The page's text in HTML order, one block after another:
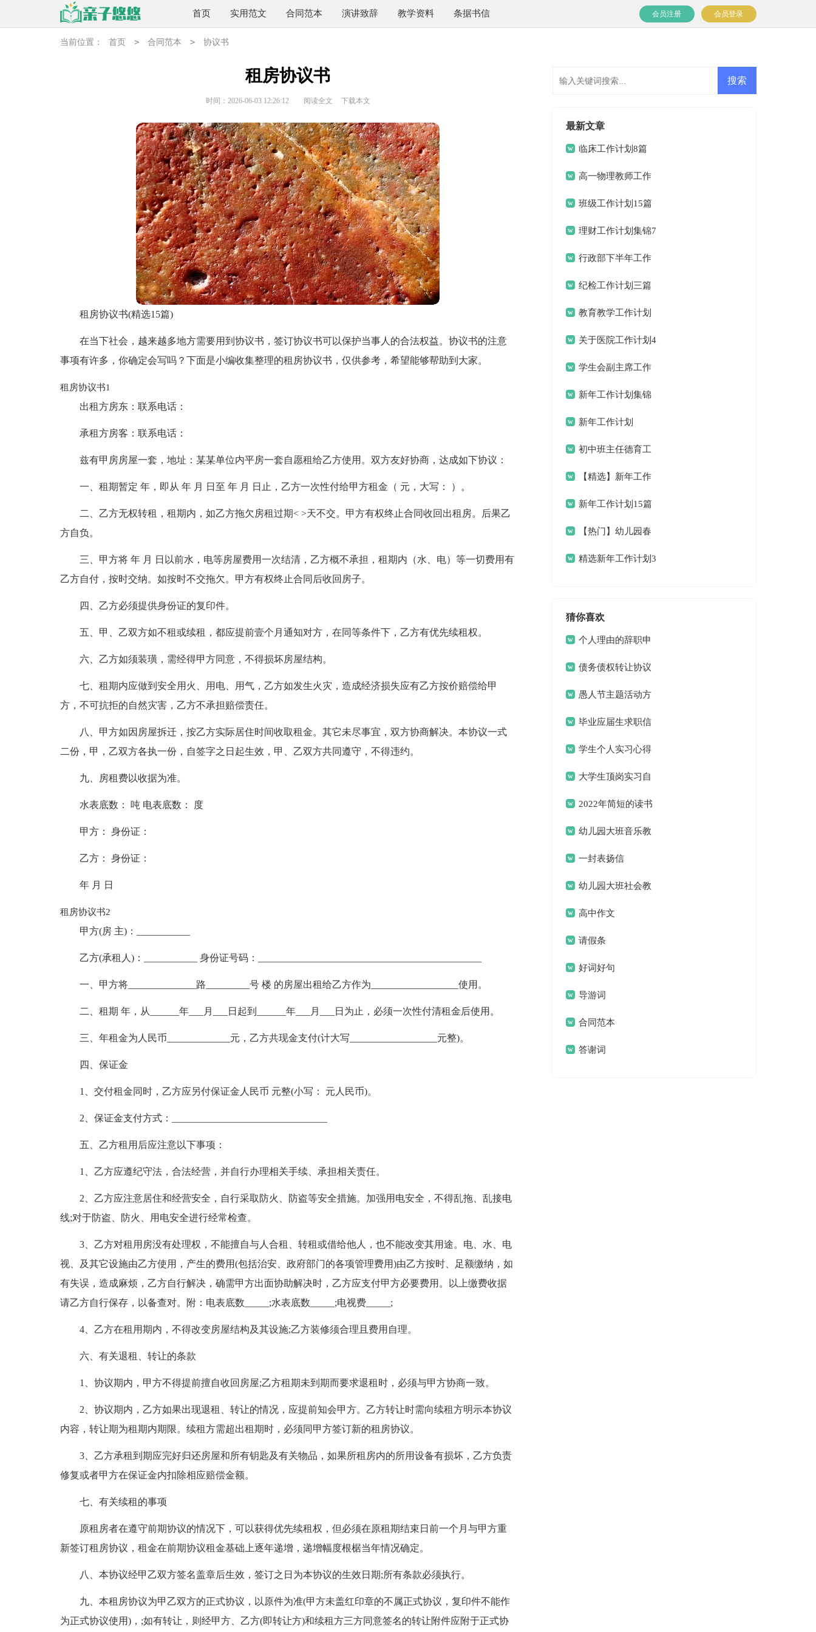
首页 实用范文 合同范本 演讲致辞 教学资料 条据书信 会员登录
会员注册
当前位置： 首页 > 合同范本 > 协议书
租房协议书
时间：2026-06-03 12:26:12 阅读全文 下载本文
租房协议书(精选15篇)
在当下社会，越来越多地方需要用到协议书，签订协议书可以保护当事人的合法权益。协议书的注意
事项有许多，你确定会写吗？下面是小编收集整理的租房协议书，仅供参考，希望能够帮助到大家。
租房协议书1
出租方房东：联系电话：
承租方房客：联系电话：
兹有甲房房屋一套，地址：某某单位内平房一套自愿租给乙方使用。双方友好协商，达成如下协议：
一、租期暂定 年，即从 年 月 日至 年 月 日止，乙方一次性付给甲方租金（ 元，大写： ）。
二、乙方无权转租，租期内，如乙方拖欠房租过期< >天不交。甲方有权终止合同收回出租房。后果乙
方自负。
三、甲方将 年 月 日以前水，电等房屋费用一次结清，乙方概不承担，租期内（水、电）等一切费用有
乙方自付，按时交纳。如按时不交拖欠。甲方有权终止合同后收回房子。
四、乙方必须提供身份证的复印件。
五、甲、乙双方如不租或续租，都应提前壹个月通知对方，在同等条件下，乙方有优先续租权。
六、乙方如须装璜，需经得甲方同意，不得损坏房屋结构。
七、租期内应做到安全用火、用电、用气，乙方如发生火灾，造成经济损失应有乙方按价赔偿给甲
方，不可抗拒的自然灾害，乙方不承担赔偿责任。
八、甲方如因房屋拆迁，按乙方实际居住时间收取租金。其它未尽事宜，双方协商解决。本协议一式
二份，甲，乙双方各执一份，自签字之日起生效，甲、乙双方共同遵守，不得违约。
九、房租费以收据为准。
水表底数： 吨 电表底数： 度
甲方： 身份证：
乙方： 身份证：
年 月 日
租房协议书2
甲方(房 主)：___________
乙方(承租人)：___________ 身份证号码：______________________________________________
一、甲方将______________路_________号 楼 的房屋出租给乙方作为__________________使用。
二、租期 年，从______年___月___日起到______年___月___日为止，必须一次性付清租金后使用。
三、年租金为人民币_____________元，乙方共现金支付(计大写__________________元整)。
四、保证金
1、交付租金同时，乙方应另付保证金人民币 元整(小写： 元人民币)。
2、保证金支付方式：________________________________
五、乙方租用后应注意以下事项：
1、乙方应遵纪守法，合法经营，并自行办理相关手续、承担相关责任。
2、乙方应注意居住和经营安全，自行采取防火、防盗等安全措施。加强用电安全，不得乱拖、乱接电
线;对于防盗、防火、用电安全进行经常检查。
3、乙方对租用房没有处理权，不能擅自与人合租、转租或借给他人，也不能改变其用途。电、水、电
视、及其它设施由乙方使用，产生的费用(包括治安、政府部门的各项管理费用)由乙方按时、足额缴纳，如
有失误，造成麻烦，乙方自行解决，确需甲方出面协助解决时，乙方应支付甲方必要费用。以上缴费收据
请乙方自行保存，以备查对。附：电表底数_____;水表底数_____;电视费_____;
4、乙方在租用期内，不得改变房屋结构及其设施;乙方装修须合理且费用自理。
六、有关退租、转让的条款
1、协议期内，甲方不得提前擅自收回房屋;乙方租期未到期而要求退租时，必须与甲方协商一致。
2、协议期内，乙方如果出现退租、转让的情况，应提前知会甲方。乙方转让时需向续租方明示本协议
内容，转让期为租期内期限。续租方需超出租期时，必须同甲方签订新的租房协议。
3、乙方承租到期应完好归还房屋和所有钥匙及有关物品，如果所租房内的所用设备有损坏，乙方负责
修复或者甲方在保证金内扣除相应赔偿金额。
七、有关续租的事项
原租房者在遵守前期协议的情况下，可以获得优先续租权，但必须在原租期结束日前一个月与甲方重
新签订租房协议，租金在前期协议租金基础上逐年递增，递增幅度根椐当年情况确定。
八、本协议经甲乙双方签名盖章后生效，签订之日为本协议的生效日期;所有条款必须执行。
九、本租房协议为甲乙双方的正式协议，以原件为准(甲方未盖红印章的不属正式协议，复印件不能作
为正式协议使用)，;如有转让，则经甲方、乙方(即转让方)和续租方三方同意签名的转让附件应附于正式协
最新文章
临床工作计划8篇
高一物理教师工作
计划班级工作计划15篇
理财工作计划集锦7
篇 行政部下半年工作
计划纪检工作计划三篇
教育教学工作计划
关于医院工作计划4
篇 学生会副主席工作
计划新年工作计划集锦
九篇新年工作计划
初中班主任德育工
作计划【精选】新年工作
计划三篇
新年工作计划15篇
【热门】幼儿园春
季工作计划4篇
精选新年工作计划3
猜你喜欢
个人理由的辞职申
请书债务债权转让协议
愚人节主题活动方
案 毕业应届生求职信
13篇学生个人实习心得
体会大学生顶岗实习自
我总结2022年简短的读书
名言名句汇总79句
幼儿园大班音乐教
案(汇编15篇)
一封表扬信
幼儿园大班社会教
案集锦15篇
高中作文
请假条
好词好句
导游词
合同范本
答谢词